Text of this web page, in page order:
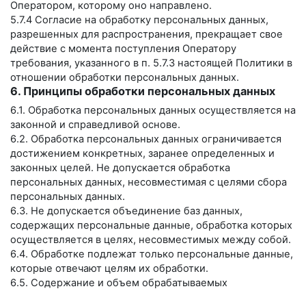
Оператором, которому оно направлено.
5.7.4 Согласие на обработку персональных данных,
разрешенных для распространения, прекращает свое
действие с момента поступления Оператору
требования, указанного в п. 5.7.3 настоящей Политики в
отношении обработки персональных данных.
6. Принципы обработки персональных данных
6.1. Обработка персональных данных осуществляется на
законной и справедливой основе.
6.2. Обработка персональных данных ограничивается
достижением конкретных, заранее определенных и
законных целей. Не допускается обработка
персональных данных, несовместимая с целями сбора
персональных данных.
6.3. Не допускается объединение баз данных,
содержащих персональные данные, обработка которых
осуществляется в целях, несовместимых между собой.
6.4. Обработке подлежат только персональные данные,
которые отвечают целям их обработки.
6.5. Содержание и объем обрабатываемых